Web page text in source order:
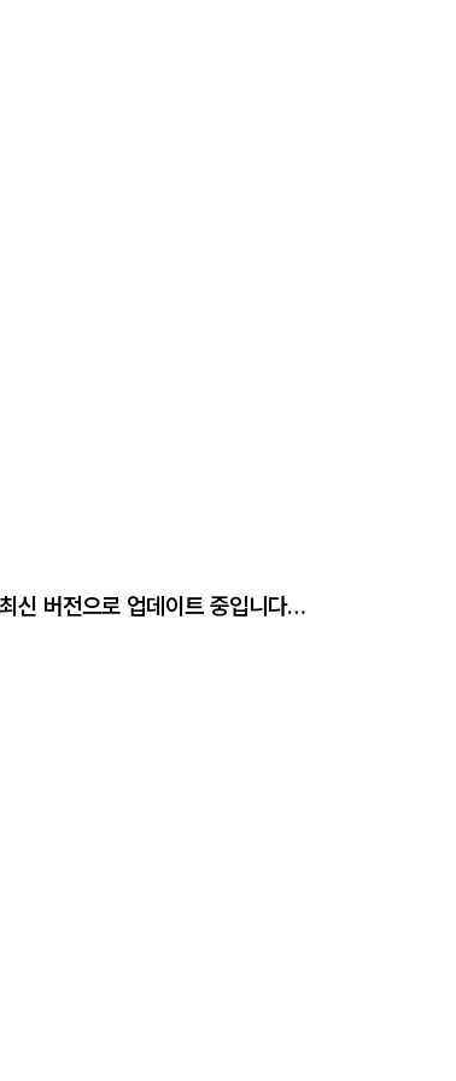
최신 버전으로 업데이트 중입니다…